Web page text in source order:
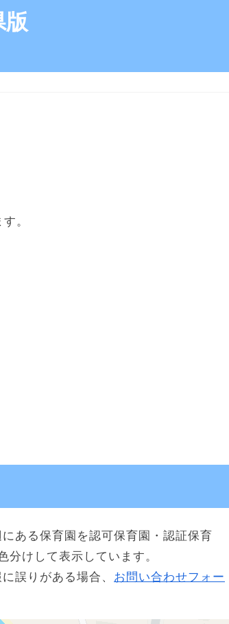
。
ある保育園を認可保育園・認証保育
分けして表示しています。
誤りがある場合、 お問い合わせフォー